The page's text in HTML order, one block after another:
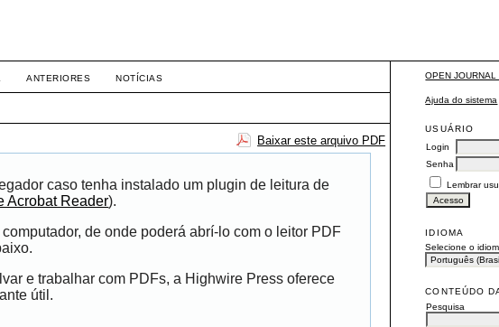
OPEN
Ajuda do sistema
USUÁRIO
Login
Senha
Lembrar
IDIOMA
Selecione o
CONTEÚDO
Pesquisa
ANTERIORES NOTÍCIAS
Baixar este arquivo PDF
caso tenha instalado um plugin de leitura de
Acrobat Reader).
de onde poderá abrí-lo com o leitor PDF
e trabalhar com PDFs, a Highwire Press oferece
útil.